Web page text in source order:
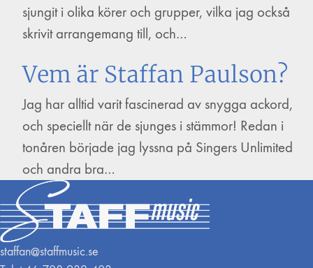
sjungit i olika körer och grupper, vilka jag också
skrivit arrangemang till, och…
Vem är Staffan Paulson?
Jag har alltid varit fascinerad av snygga ackord,
och speciellt när de sjunges i stämmor! Redan i
tonåren började jag lyssna på Singers Unlimited
och andra bra…
staffan@staffmusic.se